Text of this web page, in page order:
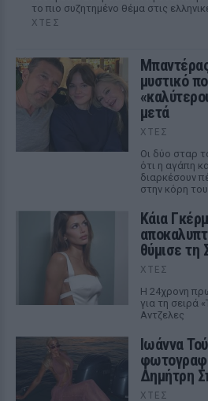
το πιο συζητημένο θέμα στις
ΧΤΕΣ
μυστικό
μετά
ΧΤΕΣ
Οι δύο σταρ
ότι η αγάπη
διαρκέσουν
στην κόρη
Κάια
θύμισε τη
ΧΤΕΣ
Η 24χρονη
για τη σειρά
Αντζελες
Ιωάννα
Δημήτρη
ΧΤΕΣ